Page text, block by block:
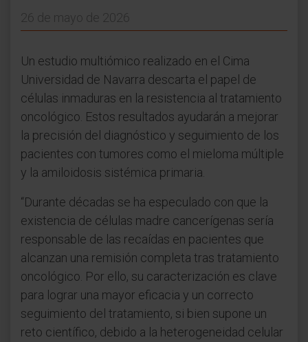
26 de mayo de 2026
Un estudio multiómico realizado en el Cima
Universidad de Navarra descarta el papel de
células inmaduras en la resistencia al tratamiento
oncológico. Estos resultados ayudarán a mejorar
la precisión del diagnóstico y seguimiento de los
pacientes con tumores como el mieloma múltiple
y la amiloidosis sistémica primaria.
“Durante décadas se ha especulado con que la
existencia de células madre cancerígenas sería
responsable de las recaídas en pacientes que
alcanzan una remisión completa tras tratamiento
oncológico. Por ello, su caracterización es clave
para lograr una mayor eficacia y un correcto
seguimiento del tratamiento, si bien supone un
reto científico, debido a la heterogeneidad celular